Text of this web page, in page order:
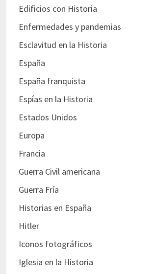
Edificios con Historia
Enfermedades y pandemias
Esclavitud en la Historia
España
España franquista
Espías en la Historia
Estados Unidos
Europa
Francia
Guerra Civil americana
Guerra Fría
Historias en España
Hitler
Iconos fotográficos
Iglesia en la Historia